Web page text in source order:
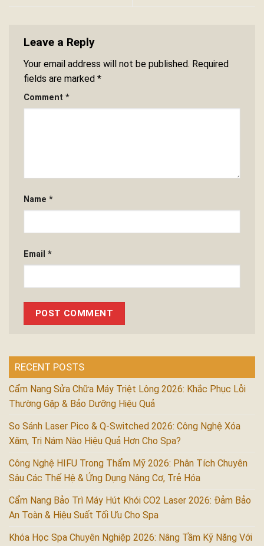
Leave a Reply
Your email address will not be published. Required
fields are marked *
Comment *
Name *
Email *
RECENT POSTS
Cẩm Nang Sửa Chữa Máy Triệt Lông 2026: Khắc Phục Lỗi
Thường Gặp & Bảo Dưỡng Hiệu Quả
So Sánh Laser Pico & Q-Switched 2026: Công Nghệ Xóa
Xăm, Trị Nám Nào Hiệu Quả Hơn Cho Spa?
Công Nghệ HIFU Trong Thẩm Mỹ 2026: Phân Tích Chuyên
Sâu Các Thế Hệ & Ứng Dụng Nâng Cơ, Trẻ Hóa
Cẩm Nang Bảo Trì Máy Hút Khói CO2 Laser 2026: Đảm Bảo
An Toàn & Hiệu Suất Tối Ưu Cho Spa
Khóa Học Spa Chuyên Nghiệp 2026: Nâng Tầm Kỹ Năng Với